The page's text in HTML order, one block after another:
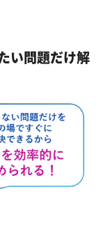
い問題だけ解